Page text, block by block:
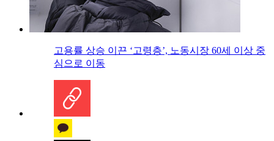
고용률 상승 이끈 ‘고령층’, 노동시장 60세 이상 중
심으로 이동